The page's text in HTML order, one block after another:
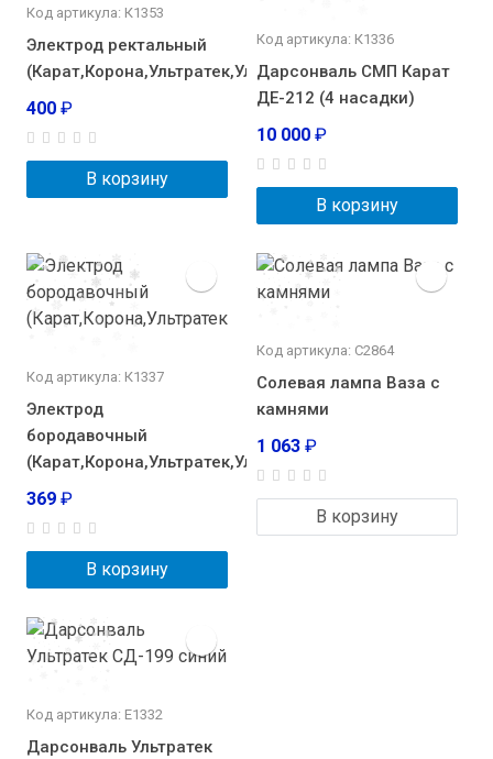
Код артикула: К1353
Электрод ректальный
(Карат,Корона,Ультратек,Ультратон-2,Спарк)
400 ₽
В корзину
Код артикула: К1336
Дарсонваль СМП Карат
ДЕ-212 (4 насадки)
10 000 ₽
В корзину
Код артикула: К1337
Электрод
бородавочный
(Карат,Корона,Ультратек,Ультратон-2,Спарк)
369 ₽
В корзину
Код артикула: С2864
Солевая лампа Ваза с
камнями
1 063 ₽
В корзину
Код артикула: Е1332
Дарсонваль Ультратек